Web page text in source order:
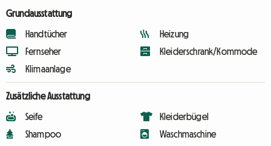
Grundausstattung
Handtücher
Fernseher
Klimaanlage
Heizung
Kleiderschrank/Kommode
Zusätzliche Ausstattung
Seife
Shampoo
Kleiderbügel
Waschmaschine